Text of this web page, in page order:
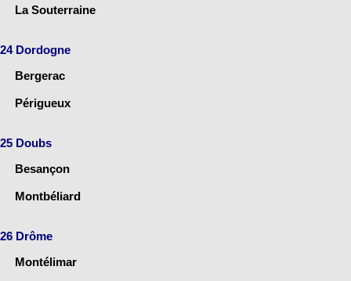
La Souterraine
24 Dordogne
Bergerac
Périgueux
25 Doubs
Besançon
Montbéliard
26 Drôme
Montélimar